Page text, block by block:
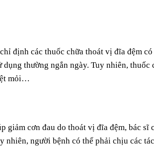
định các thuốc chữa thoát vị đĩa đệm
thường ngắn ngày. Tuy nhiên, thuốc
mỏi…
giảm cơn đau do thoát vị đĩa đệm, bác sĩ
nhiên, người bệnh có thể phải chịu các